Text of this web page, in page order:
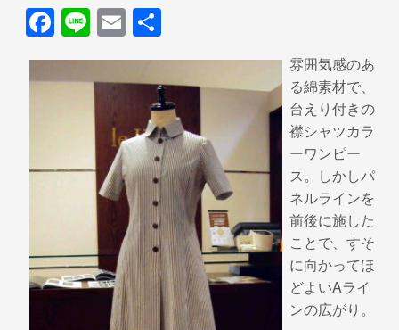
F
a
c
o
Li
n
e
E
m
ail
有
雰囲気感のあ
る綿素材で、
台えり付きの
襟シャツカラ
ーワンピー
ス。しかしパ
ネルラインを
前後に施した
ことで、すそ
に向かってほ
どよいAライ
ンの広がり。